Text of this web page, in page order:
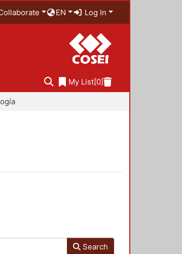
EN Log In
My List[0]
Search